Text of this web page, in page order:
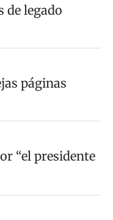
de legado
páginas
“el presidente